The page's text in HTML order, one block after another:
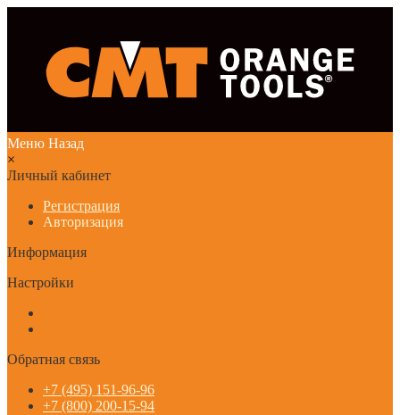
Меню Назад
×
Личный кабинет
Регистрация
Авторизация
Информация
Настройки
Обратная связь
+7 (495) 151-96-96
+7 (800) 200-15-94